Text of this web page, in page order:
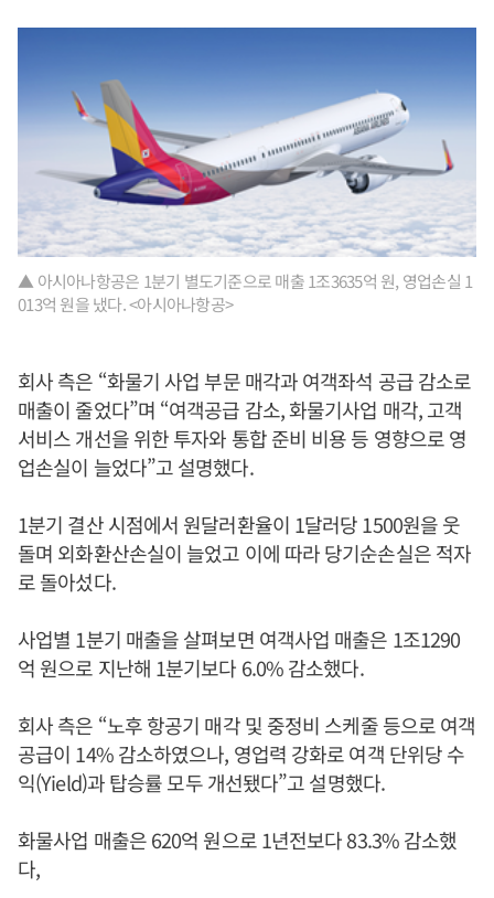
▲ 아시아나항공은 1분기 별도기준으로 매출 1조3635억 원, 영업손실 1
013억 원을 냈다. <아시아나항공>
회사 측은 “화물기 사업 부문 매각과 여객좌석 공급 감소로
매출이 줄었다”며 “여객공급 감소, 화물기사업 매각, 고객
서비스 개선을 위한 투자와 통합 준비 비용 등 영향으로 영
업손실이 늘었다”고 설명했다.
1분기 결산 시점에서 원달러환율이 1달러당 1500원을 웃
돌며 외화환산손실이 늘었고 이에 따라 당기순손실은 적자
로 돌아섰다.
사업별 1분기 매출을 살펴보면 여객사업 매출은 1조1290
억 원으로 지난해 1분기보다 6.0% 감소했다.
회사 측은 “노후 항공기 매각 및 중정비 스케줄 등으로 여객
공급이 14% 감소하였으나, 영업력 강화로 여객 단위당 수
익(Yield)과 탑승률 모두 개선됐다”고 설명했다.
화물사업 매출은 620억 원으로 1년전보다 83.3% 감소했
다,